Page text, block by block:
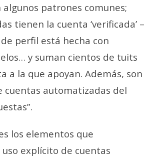
patrones comunes;
tienen la cuenta ‘verificada’ –
perfil está hecha con
y suman cientos de tuits
a la que apoyan. Además, son
automatizadas del
los elementos que
explícito de cuentas